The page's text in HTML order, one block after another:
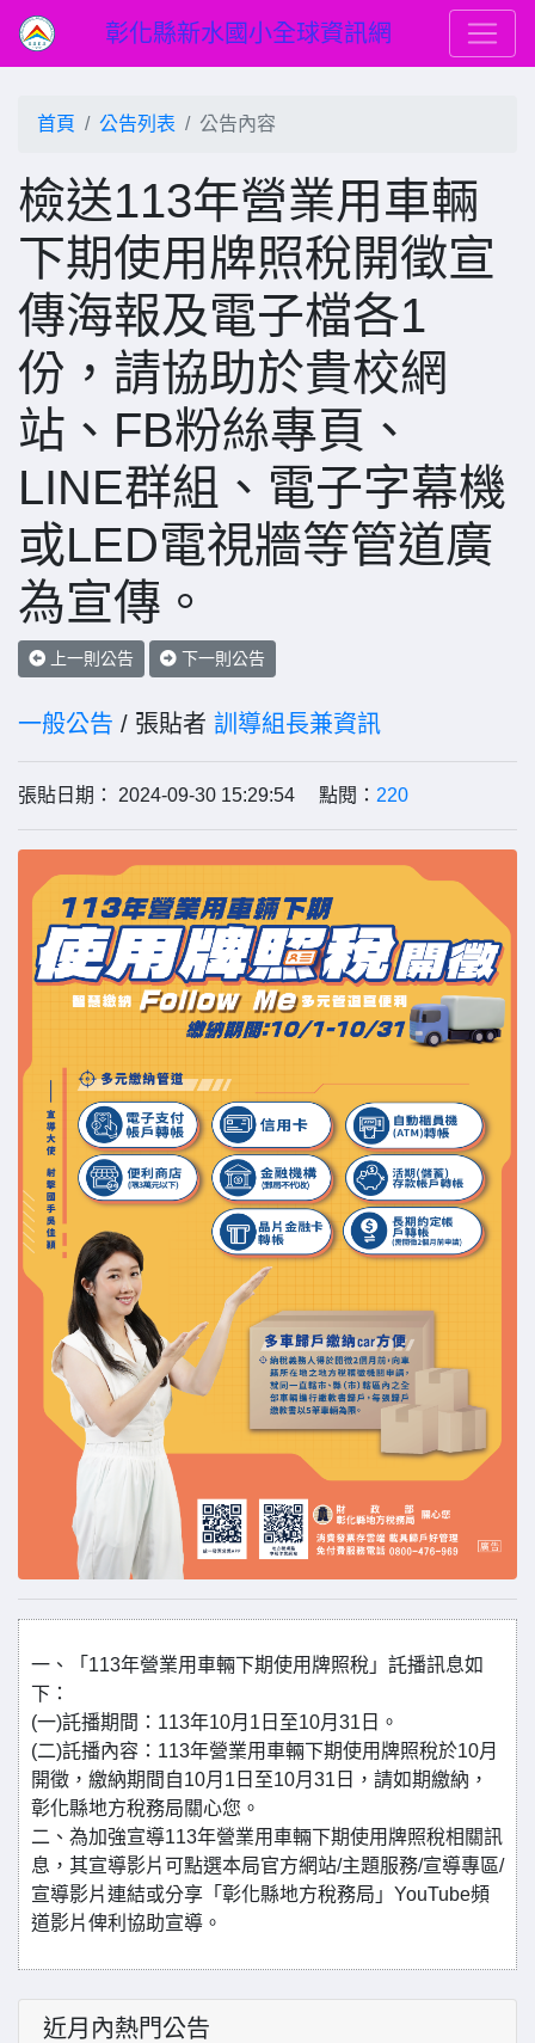
彰化縣新水國小全球資訊網
首頁 公告列表 公告內容
檢送113年營業用車輛
下期使用牌照稅開徵宣
傳海報及電子檔各1
份，請協助於貴校網
站、FB粉絲專頁、
LINE群組、電子字幕機
或LED電視牆等管道廣
為宣傳。
上一則公告 下一則公告
一般公告 / 張貼者 訓導組長兼資訊
張貼日期： 2024-09-30 15:29:54 點閱： 220
一、「113年營業用車輛下期使用牌照稅」託播訊息如
下：
(一)託播期間：113年10月1日至10月31日。
(二)託播內容：113年營業用車輛下期使用牌照稅於10月
開徵，繳納期間自10月1日至10月31日，請如期繳納，
彰化縣地方稅務局關心您。
二、為加強宣導113年營業用車輛下期使用牌照稅相關訊
息，其宣導影片可點選本局官方網站/主題服務/宣導專區/
宣導影片連結或分享「彰化縣地方稅務局」YouTube頻
道影片俾利協助宣導。
近月內熱門公告